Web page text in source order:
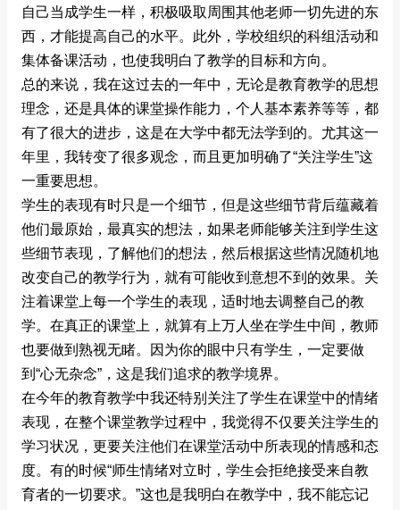
自己当成学生一样，积极吸取周围其他老师一切先进的东
西，才能提高自己的水平。此外，学校组织的科组活动和
集体备课活动，也使我明白了教学的目标和方向。
总的来说，我在这过去的一年中，无论是教育教学的思想
理念，还是具体的课堂操作能力，个人基本素养等等，都
有了很大的进步，这是在大学中都无法学到的。尤其这一
年里，我转变了很多观念，而且更加明确了“关注学生”这
一重要思想。
学生的表现有时只是一个细节，但是这些细节背后蕴藏着
他们最原始，最真实的想法，如果老师能够关注到学生这
些细节表现，了解他们的想法，然后根据这些情况随机地
改变自己的教学行为，就有可能收到意想不到的效果。关
注着课堂上每一个学生的表现，适时地去调整自己的教
学。在真正的课堂上，就算有上万人坐在学生中间，教师
也要做到熟视无睹。因为你的眼中只有学生，一定要做
到“心无杂念”，这是我们追求的教学境界。
在今年的教育教学中我还特别关注了学生在课堂中的情绪
表现，在整个课堂教学过程中，我觉得不仅要关注学生的
学习状况，更要关注他们在课堂活动中所表现的情感和态
度。有的时候“师生情绪对立时，学生会拒绝接受来自教
育者的一切要求。”这也是我明白在教学中，我不能忘记